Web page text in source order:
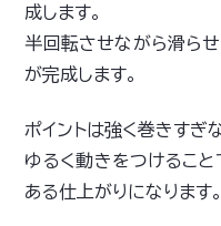
成します。
半回転させながら滑ら
が完成します。
ポイントは強く巻きすぎ
ゆるく動きをつけるこ
ある仕上がりになります。